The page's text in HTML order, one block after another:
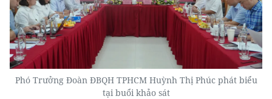
Phó Trưởng Đoàn ĐBQH TPHCM Huỳnh Thị Phúc phát biểu
tại buổi khảo sát